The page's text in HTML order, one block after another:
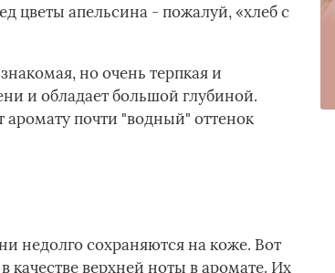
цветы апельсина - пожалуй, «хлеб с
но очень терпкая и
и обладает большой глубиной.
почти "водный" оттенок
недолго сохраняются на коже. Вот
верхней ноты в аромате. Их